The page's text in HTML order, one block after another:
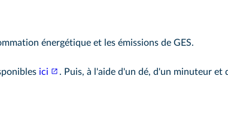
énergétique et les émissions de GES.
ici
. Puis, à l'aide d'un dé, d'un minuteur et